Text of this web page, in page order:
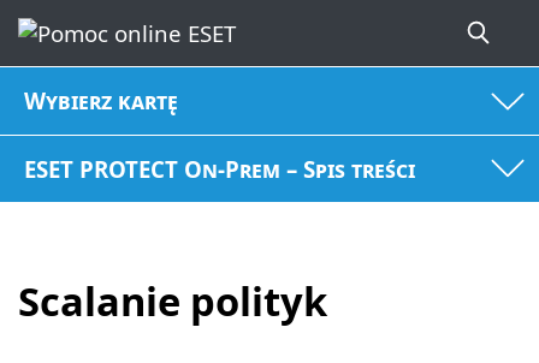
Wybierz kartę
ESET PROTECT On-Prem – Spis treści
Scalanie polityk